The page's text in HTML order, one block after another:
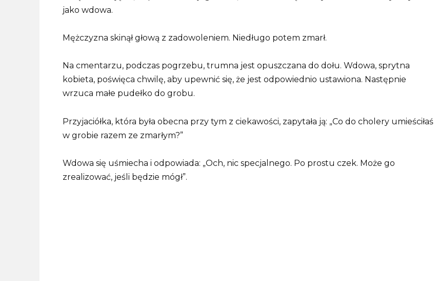
jako wdowa.
Mężczyzna skinął głową z zadowoleniem. Niedługo potem zmarł.
Na cmentarzu, podczas pogrzebu, trumna jest opuszczana do dołu. Wdowa, sprytna
kobieta, poświęca chwilę, aby upewnić się, że jest odpowiednio ustawiona. Następnie
wrzuca małe pudełko do grobu.
Przyjaciółka, która była obecna przy tym z ciekawości, zapytała ją: „Co do cholery umieściłaś
w grobie razem ze zmarłym?”
Wdowa się uśmiecha i odpowiada: „Och, nic specjalnego. Po prostu czek. Może go
zrealizować, jeśli będzie mógł”.